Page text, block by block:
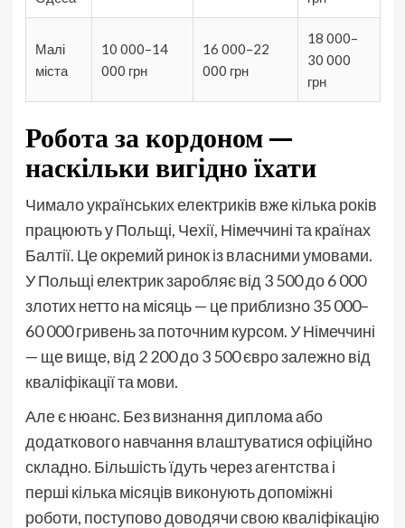
Малі
міста
10 000–14
000 грн
16 000–22
000 грн
18 000–
30 000
грн
Робота за кордоном —
наскільки вигідно їхати
Чимало українських електриків вже кілька років
працюють у Польщі, Чехії, Німеччині та країнах
Балтії. Це окремий ринок із власними умовами.
У Польщі електрик заробляє від 3 500 до 6 000
злотих нетто на місяць — це приблизно 35 000–
60 000 гривень за поточним курсом. У Німеччині
— ще вище, від 2 200 до 3 500 євро залежно від
кваліфікації та мови.
Але є нюанс. Без визнання диплома або
додаткового навчання влаштуватися офіційно
складно. Більшість їдуть через агентства і
перші кілька місяців виконують допоміжні
роботи, поступово доводячи свою кваліфікацію